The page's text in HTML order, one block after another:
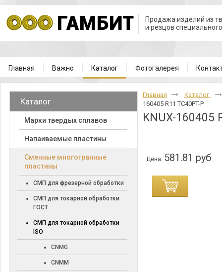
Продажа изделий из
и резцов
Главная Важно Каталог Фотогалерея
Каталог
Марки твердых сплавов
Напаиваемые пластины
Cменные многогранные
пластины
СМП для фрезерной обработки
СМП для токарной обработки
ГОСТ
СМП для токарной обработки
ISO
CNMG
CNMM
Главная
Каталог
160405 R11 TC40PT-P
KNUX-160405
Цена: 581.81 руб